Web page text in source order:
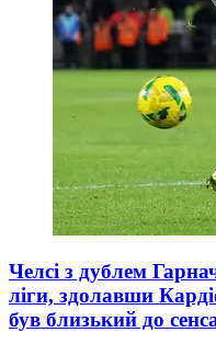
Челсі з дублем
ліги, здолавши
був близький до